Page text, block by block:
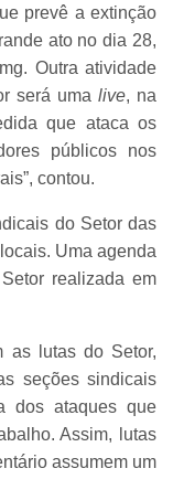
prevê a extinção
ato no dia 28,
Outra atividade
será uma live, na
que ataca os
públicos nos
contou.
do Setor das
Uma agenda
realizada em
as lutas do Setor,
seções sindicais
dos ataques que
Assim, lutas
assumem um